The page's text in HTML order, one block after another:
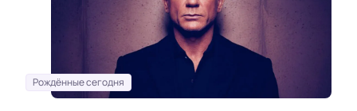
Рождённые сегодня